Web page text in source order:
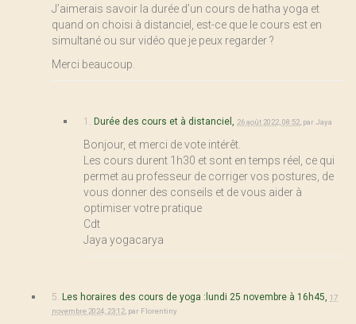
J’aimerais savoir la durée d’un cours de hatha yoga et
quand on choisi à distanciel, est-ce que le cours est en
simultané ou sur vidéo que je peux regarder ?
Merci beaucoup.
1. Durée des cours et à distanciel, 26 août 2022, 08:52 parJaya
Bonjour, et merci de vote intérêt.
Les cours durent 1h30 et sont en temps réel, ce qui
permet au professeur de corriger vos postures, de
vous donner des conseils et de vous aider à
optimiser votre pratique
Cdt
Jaya yogacarya
5. Les horaires des cours de yoga :lundi 25 novembre à 16h45,
17
novembre 2024, 23:12 par Florentiny